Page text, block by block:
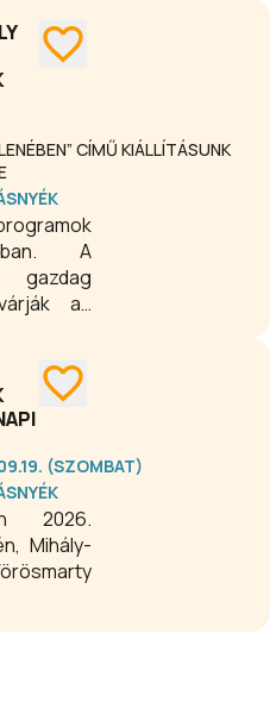
Minden
ad a
és
színházi
a
CÍMŰ KIÁLLÍTÁSUNK
ban. A
az
is.
(SZOMBAT)
2026.
Mihály-